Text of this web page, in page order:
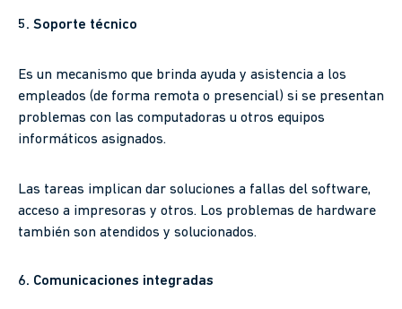
5. Soporte técnico
Es un mecanismo que brinda ayuda y asistencia a los
empleados (de forma remota o presencial) si se presentan
problemas con las computadoras u otros equipos
informáticos asignados.
Las tareas implican dar soluciones a fallas del software,
acceso a impresoras y otros. Los problemas de hardware
también son atendidos y solucionados.
6. Comunicaciones integradas